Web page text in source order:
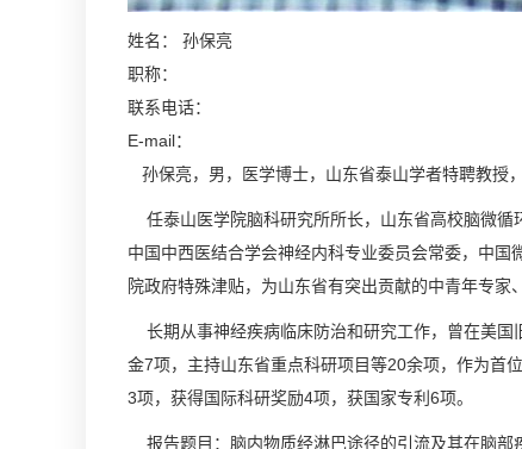
姓名： 孙保亮
职称：
联系电话：
E-mail：
孙保亮，男，医学博士，山东省泰山学者特聘教授
任泰山医学院脑科研究所所长，山东省高校脑微循
中国中西医结合学会神经内科专业委员会常委，中
院政府特殊津贴，为山东省有突出贡献的中青年专家
长期从事神经疾病临床防治和研究工作，曾在美国
金7项，主持山东省重点科研项目等20余项，作为首
3项，获得国际科研奖励4项，获国家专利6项。
报告题目：脑内物质经淋巴途径的引流及其在脑部